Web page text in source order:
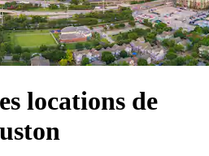
locations de